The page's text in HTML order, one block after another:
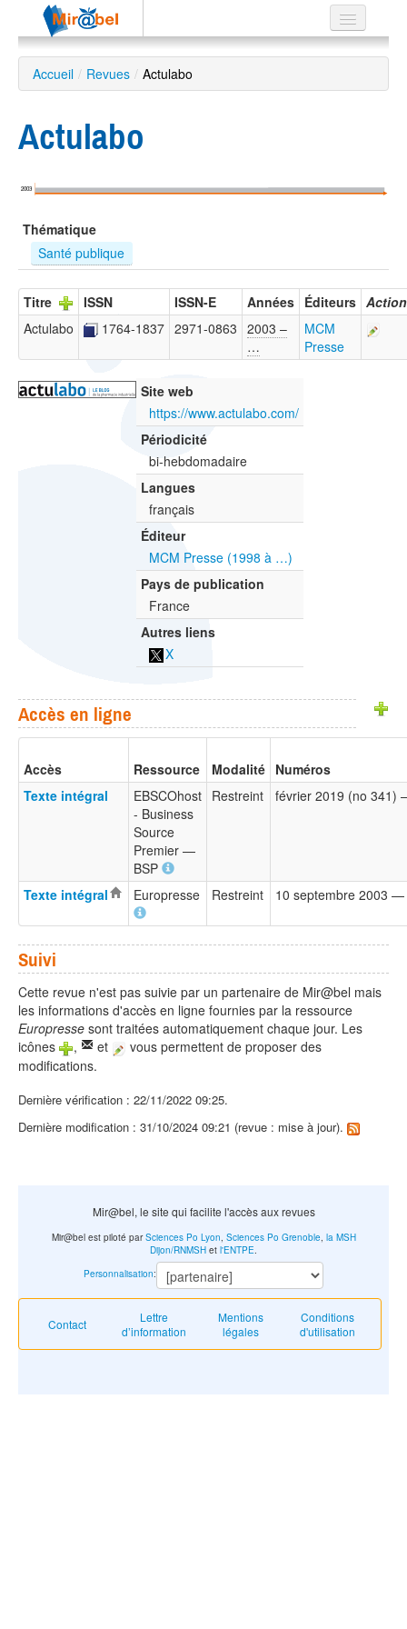
Le réseau
Soutien
Listes
Recherche
avancée
EN
ES
?
Accueil / Revues / Actulabo
Actulabo
2003
Thématique
Santé publique
Titre ISSN ISSN-E Années Éditeurs Action
Actulabo
1764-1837 2971-0863 2003 –
…
MCM
Presse
Site web
https://www.actulabo.com/
Périodicité
bi-hebdomadaire
Langues
français
Éditeur
MCM Presse (1998 à …)
Pays de publication
France
Autres liens
X
Accès en ligne
Accès Ressource Modalité Numéros
Texte intégral
EBSCOhost
- Business
Source
Premier —
BSP
Restreint février 2019 (no
Texte intégral Europresse Restreint 10 septembre 2003
Suivi
Cette revue n'est pas suivie par un partenaire de Mir@bel mais
les informations d'accès en ligne fournies par la ressource
Europresse sont traitées automatiquement chaque jour. Les
icônes
, et
vous permettent de proposer des
modifications.
Dernière vérification : 22/11/2022 09:25.
Dernière modification : 31/10/2024 09:21 (revue : mise à jour).
Mir@bel, le site qui facilite l'accès aux revues
Contact
Lettre
d’information
Mentions
légales
Conditions
d'utilisation
Mir@bel est piloté parSciences Po Lyon Sciences Po Grenoble, la MSH
Dijon/RNMSH et l'ENTPE
Personnalisation: